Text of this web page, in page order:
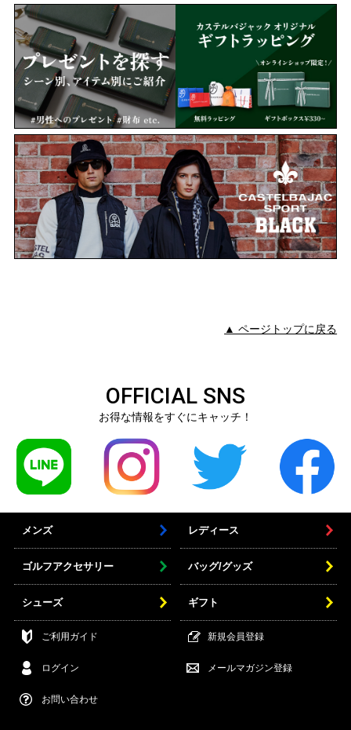
▲ ページトップに戻る
OFFICIAL SNS
お得な情報をすぐにキャッチ！
メンズ レディース
ゴルフアクセサリー バッグ/グッズ
シューズ ギフト
ご利用ガイド 新規会員登録
ログイン メールマガジン登録
お問い合わせ